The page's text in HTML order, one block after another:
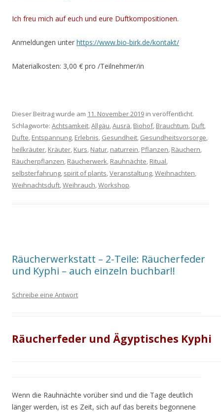
Ich freu mich auf euch und eure Duftkompositionen.
Anmeldungen unter https://www.bio-birk.de/kontakt/
Materialkosten: 3,00 € pro /Teilnehmer/in
Dieser Beitrag wurde am 11. November 2019 in veröffentlicht.
Schlagworte: Achtsamkeit,Allgäu,Ausrä, Biohof, Brauchtum, Duft,
Dufte, Entspannung, Erlebnis, Gesundheit, Gesundheitsvorsorge,
heilkräuter, Kräuter, Kurs, Natur, naturrein, Pflanzen, Räuchern,
Räucherpflanzen, Räucherwerk, Rauhnächte, Ritual,
selbsterfahrung, spirit of plants,Veranstaltung,Weihnachten,
Weihnachtsduft,Weihrauch,Workshop.
Räucherwerkstatt – 2-Teile: Räucherfeder
und Kyphi – auch einzeln buchbar!!
Schreibe eine Antwort
Räucherfeder und Ägyptisches Kyphi
Wenn die Rauhnächte vorüber sind und die Tage deutlich
länger werden, ist es Zeit, sich auf das bereits begonnene